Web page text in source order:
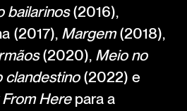
bailarinos(2016),
(2017), Margem(2018),
(2020), Meio no
clandestino(2022) e
Herepara a